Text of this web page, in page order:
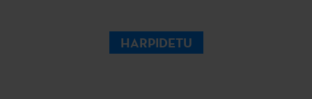
HARPIDETU